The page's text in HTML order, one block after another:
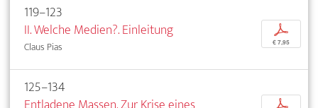
119–123
II. Welche Medien?. Einleitung
Claus Pias
p
€ 7,95
125–134
p